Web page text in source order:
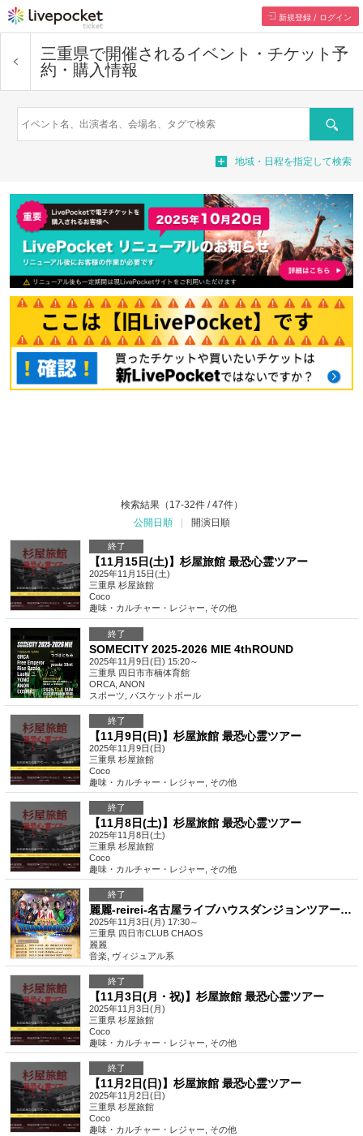
新規登録 / ログイン
三重県で開催されるイベント・チケット予
約・購入情報
検索
地域・日程を指定して検索
検索結果（17-32件 / 47件）
公開日順
開演日順
終了
【11月15日(土)】杉屋旅館 最恐心霊ツアー
2025年11月15日(土)
三重県 杉屋旅館
Coco
趣味・カルチャー・レジャー
その他
終了
SOMECITY 2025-2026 MIE 4thROUND
2025年11月9日(日) 15:20～
三重県 四日市市楠体育館
ORCA, ANON
スポーツ
バスケットボール
終了
【11月9日(日)】杉屋旅館 最恐心霊ツアー
2025年11月9日(日)
三重県 杉屋旅館
Coco
趣味・カルチャー・レジャー
その他
終了
【11月8日(土)】杉屋旅館 最恐心霊ツアー
2025年11月8日(土)
三重県 杉屋旅館
Coco
趣味・カルチャー・レジャー
その他
終了
麗麗-reirei-名古屋ライブハウスダンジョンツアー「でらナゴQUEST〜そして年末へ〜-三重編-」
2025年11月3日(月) 17:30～
三重県 四日市CLUB CHAOS
麗麗
音楽
ヴィジュアル系
終了
【11月3日(月・祝)】杉屋旅館 最恐心霊ツアー
2025年11月3日(月)
三重県 杉屋旅館
Coco
趣味・カルチャー・レジャー
その他
終了
【11月2日(日)】杉屋旅館 最恐心霊ツアー
2025年11月2日(日)
三重県 杉屋旅館
Coco
趣味・カルチャー・レジャー
その他